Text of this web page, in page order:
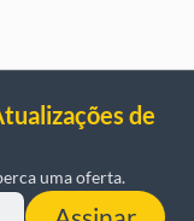
de
uma oferta.